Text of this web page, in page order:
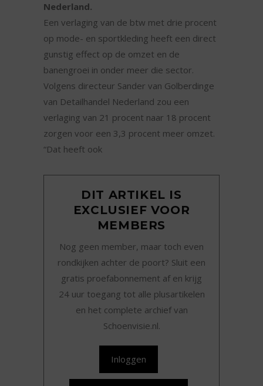
Nederland.
Een verlaging van de btw met drie procent
op mode- en sportkleding heeft een direct
gunstig effect op de omzet en de
banengroei in onder meer die sector.
Volgens directeur Sander van Golberdinge
van Detailhandel Nederland zou een
verlaging van 21 procent naar 18 procent
zorgen voor een 3,3 procent meer omzet.
“Dat heeft ook
DIT ARTIKEL IS
EXCLUSIEF VOOR
MEMBERS
Nog geen member, maar toch even
rondkijken achter de poort? Sluit een
gratis proefabonnement af en krijg
24 uur toegang tot alle plusartikelen
en het complete archief van
Schoenvisie.nl.
Inloggen